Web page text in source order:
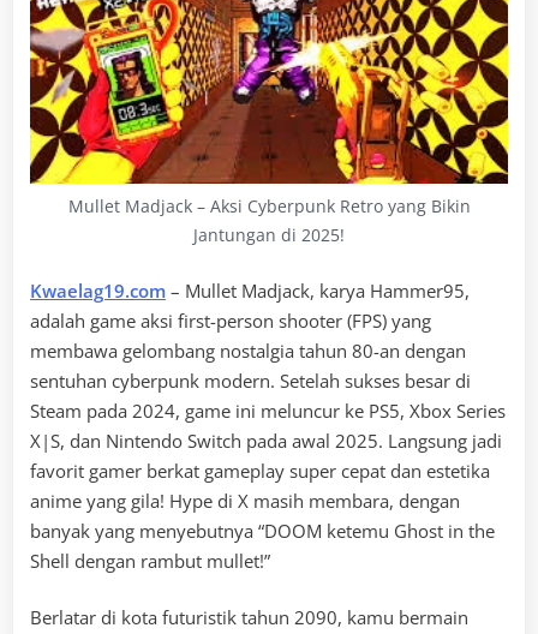
Mullet Madjack – Aksi Cyberpunk Retro yang Bikin
Jantungan di 2025!
Kwaelag19.com – Mullet Madjack, karya Hammer95,
adalah game aksi first-person shooter (FPS) yang
membawa gelombang nostalgia tahun 80-an dengan
sentuhan cyberpunk modern. Setelah sukses besar di
Steam pada 2024, game ini meluncur ke PS5, Xbox Series
X|S, dan Nintendo Switch pada awal 2025. Langsung jadi
favorit gamer berkat gameplay super cepat dan estetika
anime yang gila! Hype di X masih membara, dengan
banyak yang menyebutnya “DOOM ketemu Ghost in the
Shell dengan rambut mullet!”
Berlatar di kota futuristik tahun 2090, kamu bermain